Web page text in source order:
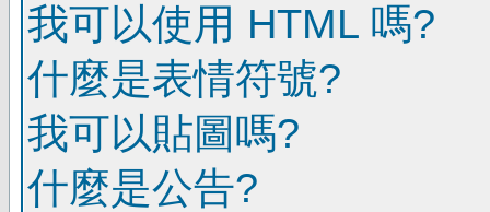
我可以使用 HTML 嗎?
什麼是表情符號?
我可以貼圖嗎?
什麼是公告?